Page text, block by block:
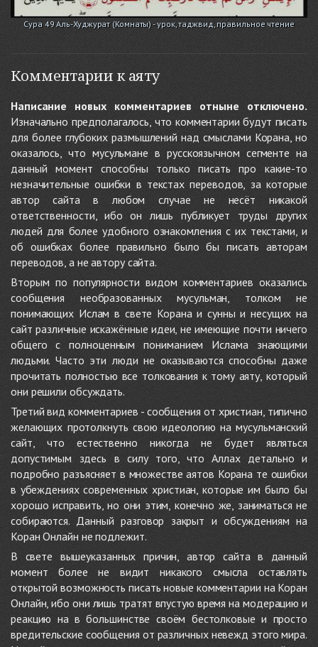
Сура 49 Аль-Худжурат (Комнаты) - урок, таджвид, правильное чтение
Комментарии к аяту
Написание новых комментариев отныне отключено.
Изначально предполагалось, что комментарии будут писать
для более глубоких размышлений над смыслами Корана, но
оказалось, что мусульмане в русскоязычном сегменте на
данный момент способны только писать про какие-то
незначительные ошибки в текстах переводов, за которые
автор сайта в любом случае не несёт никакой
ответственности, ибо он лишь публикует труды других
людей для более удобного ознакомления с их текстами, и
об ошибках более правильно было бы писать авторам
переводов, а не автору сайта.
Вторым по популярности видом комментариев оказались
сообщения необразованных мусульман, толком не
понимающих Ислам в свете Корана и сунны и несущих на
сайт различные искажённые идеи, не имеющие почти ничего
общего с полноценным пониманием Ислама знающими
людьми. Часто эти люди не оказываются способны даже
прочитать полностью все толкования к тому аяту, который
они решили обсуждать.
Третий вид комментариев - сообщения от христиан, типично
желающих протолкнуть свою идеологию на мусульманский
сайт, что естественно никогда не будет являться
допустимым здесь в силу того, что Аллах детально и
подробно разъясняет в множестве аятов Корана те ошибки
в убеждениях современных христиан, которые им было бы
хорошо исправить, но они этим, конечно же, заниматься не
собираются. Данный разговор закрыт и обсуждениям на
Коран Онлайн не подлежит.
В свете вышеуказанных причин, автор сайта в данный
момент более не видит никакого смысла оставлять
открытой возможность писать новые комментарии на Коран
Онлайн, ибо они лишь тратят впустую время на модерацию и
реакцию на в большинстве своём бестолковые и просто
вредительские сообщения от различных невежд этого мира.